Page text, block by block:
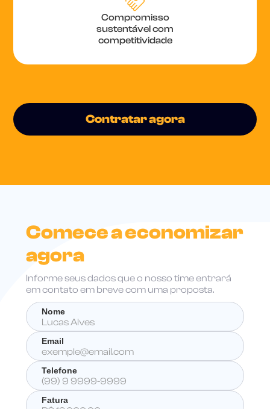
Compromisso
sustentável com
competitividade
Contratar agora
Comece a economizar
agora
Informe seus dados que o nosso time entrará
em contato em breve com uma proposta.
Nome
Email
Telefone
Fatura